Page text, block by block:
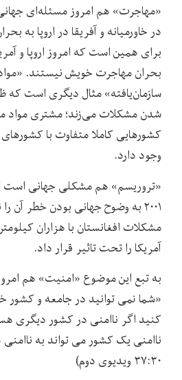
«مهاجرت» هم امروز مسئله‌ای
در خاورمیانه و آفریقا در اروپا به
برای همین است که امروز اروپا و
بحران مهاجرت خویش نیستند.
سازمان‌یافته» مثال دیگری است که
شدن مشکلات می‌زند؛ مشتری مواد
کشورهایی کاملا متفاوت با کشورهای
وجود دارد.
۲۰۰۱ به وضوح جهانی بودن خطر آن
مشکلات افغانستان با هزاران
آمریکا را تحت تاثیر قرار داد.
به تبع این موضوع «امنیت» هم
«شما نمی توانید در جامعه و
کنید اگر ناامنی در کشور
ناامنی یک کشور می تواند به
۳۷:۳۰ ویدیوی دوم)